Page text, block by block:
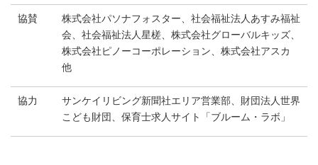
協賛
株式会社パソナフォスター、社会福祉法人あすみ福祉
会、社会福祉法人星槎、株式会社グローバルキッズ、
株式会社ピノーコーポレーション、株式会社アスカ
他
協力
サンケイリビング新聞社エリア営業部、財団法人世界
こども財団、保育士求人サイト「ブルーム・ラボ」